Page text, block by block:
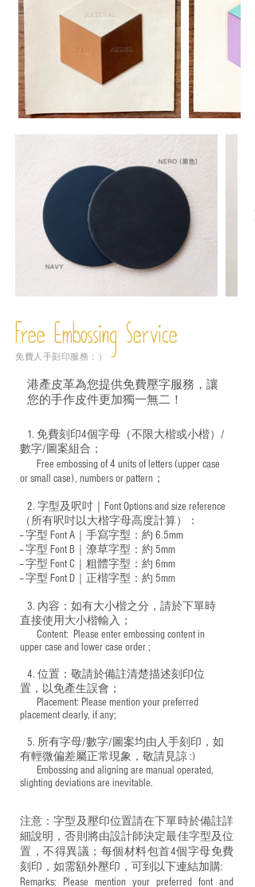
Free Embossing Service
免費人手刻印服務：）
港產皮革為您提供免費壓字服務，讓
您的手作皮件更加獨一無二！
1. 免費刻印4個字母（不限大楷或小楷）/
數字/圖案組合；
Free embossing of 4 units of letters (upper case
or small case), numbers or pattern；
2. 字型及呎吋｜ Font Options and size reference
（所有呎吋以大楷字母高度計算）：
-- 字型 Font A｜手寫字型：約 6.5mm
-- 字型 Font B｜潦草字型： 約 5mm
-- 字型 Font C｜粗體字型：約 6mm
-- 字型 Font D｜正楷字型： 約 5mm
3. 內容：如有大小楷之分，請於下單時
直接使用大小楷輸入；
​ Content: Please enter embossing content in
upper case and lower case order ;
4. 位置：敬請於備註清楚描述刻印位
置，以免產生誤會；
​ Placement: Please mention your preferred
placement clearly, if any;
5. 所有字母/數字/圖案均由人手刻印，如
有輕微偏差屬正常現象，敬請見諒 :)
​ Embossing and aligning are manual operated,
slighting deviations are inevitable.
注意：字型及壓印位置請在下單時於備註詳
細說明，否則將由設計師決定最佳字型及位
置，不得異議；每個材料包首4個字母免費
刻印，如需額外壓印，可到以下連結加購:
Remarks: Please mention your preferred font and